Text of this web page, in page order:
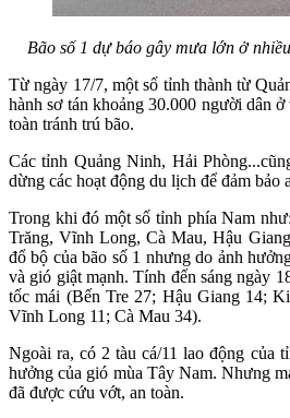
Bão số 1 dự báo gây mưa lớn ở
Từ ngày 17/7, một số tỉnh thành từ
hành sơ tán khoảng 30.000 người dân
toàn tránh trú bão.
Các tỉnh Quảng Ninh, Hải
dừng các hoạt động du lịch để đảm bảo
Trong khi đó một số tỉnh phía Nam
Trăng, Vĩnh Long, Cà Mau, Hậu
đổ bộ của bão số 1 nhưng do ảnh
và gió giật mạnh. Tính đến sáng ngày
tốc mái (Bến Tre 27; Hậu Giang 14;
Vĩnh Long 11; Cà Mau 34).
Ngoài ra, có 2 tàu cá/11 lao động của
hưởng của gió mùa Tây Nam. Nhưng
đã được cứu vớt, an toàn.